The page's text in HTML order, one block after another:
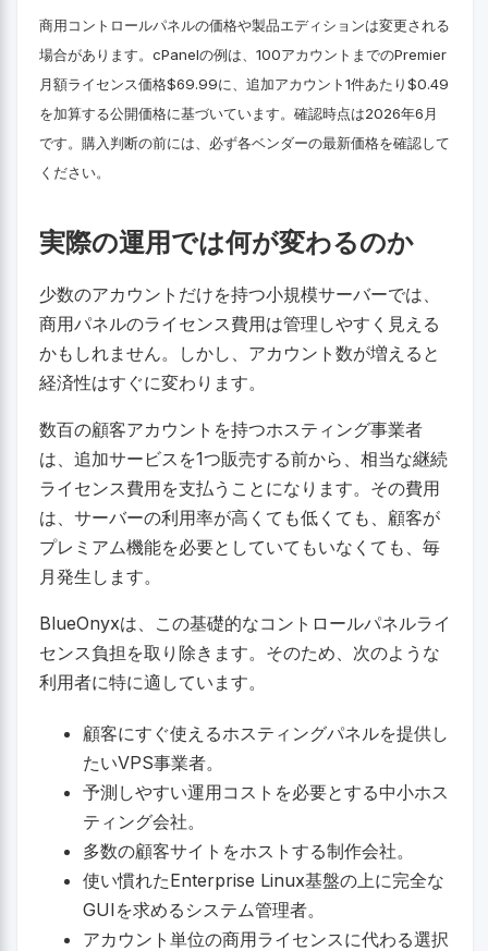
商用コントロールパネルの価格や製品エディションは変更される
場合があります。cPanelの例は、100アカウントまでのPremier
月額ライセンス価格$69.99に、追加アカウント1件あたり$0.49
を加算する公開価格に基づいています。確認時点は2026年6月
です。購入判断の前には、必ず各ベンダーの最新価格を確認して
ください。
実際の運用では何が変わるのか
少数のアカウントだけを持つ小規模サーバーでは、
商用パネルのライセンス費用は管理しやすく見える
かもしれません。しかし、アカウント数が増えると
経済性はすぐに変わります。
数百の顧客アカウントを持つホスティング事業者
は、追加サービスを1つ販売する前から、相当な継続
ライセンス費用を支払うことになります。その費用
は、サーバーの利用率が高くても低くても、顧客が
プレミアム機能を必要としていてもいなくても、毎
月発生します。
BlueOnyxは、この基礎的なコントロールパネルライ
センス負担を取り除きます。そのため、次のような
利用者に特に適しています。
顧客にすぐ使えるホスティングパネルを提供し
たいVPS事業者。
予測しやすい運用コストを必要とする中小ホス
ティング会社。
多数の顧客サイトをホストする制作会社。
使い慣れたEnterprise Linux基盤の上に完全な
GUIを求めるシステム管理者。
アカウント単位の商用ライセンスに代わる選択